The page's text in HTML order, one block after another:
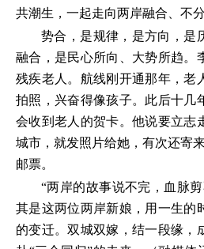
共潮生，一起走向两岸融合、不分
势合，是规律，是方向，
融合，是民心所向、大势所趋。
残疾老人。航线刚开通那年，老
拍照，兴奋得像孩子。此后十几
会收到老人的贺卡。他说要立志
城市，就发照片给她，有次还寄
邮票。
“两岸的故事说不完，血脉
其是这两位两岸新娘，用一生的
的变迁。双城双嫁，结一段缘，